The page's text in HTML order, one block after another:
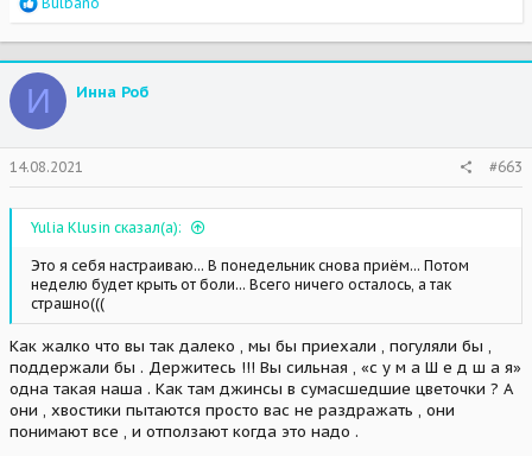
А ещё она сказала, что гордится мной))) Сказала, что обычно
Как мне Танюша, мама Снежки, сказала, что Райли попала в
правильную семью))) Такая сумасшедшая блоха и не могла
выбрать другую семью))) Ей под стать)))
Как же я благодарна Ирэн, что она поверила нам тогда... И вам
всем.
За советы, поддержку, переживания.
СПАСИБО ВАМ.
a
c
t
i
o
n
s
:
И Инна Роб
14.08.2021 #663
Yulia Klusin сказал(а):
Это я себя настраиваю... В понедельник снова приём... Потом
неделю будет крыть от боли... Всего ничего осталось, а так
страшно(((
Как жалко что вы так далеко , мы бы приехали , погуляли бы ,
поддержали бы . Держитесь !!! Вы сильная , «с у м а Ш е д ш а я»
одна такая наша . Как там джинсы в сумасшедшие цветочки ? А
они , хвостики пытаются просто вас не раздражать , они
понимают все , и отползают когда это надо .